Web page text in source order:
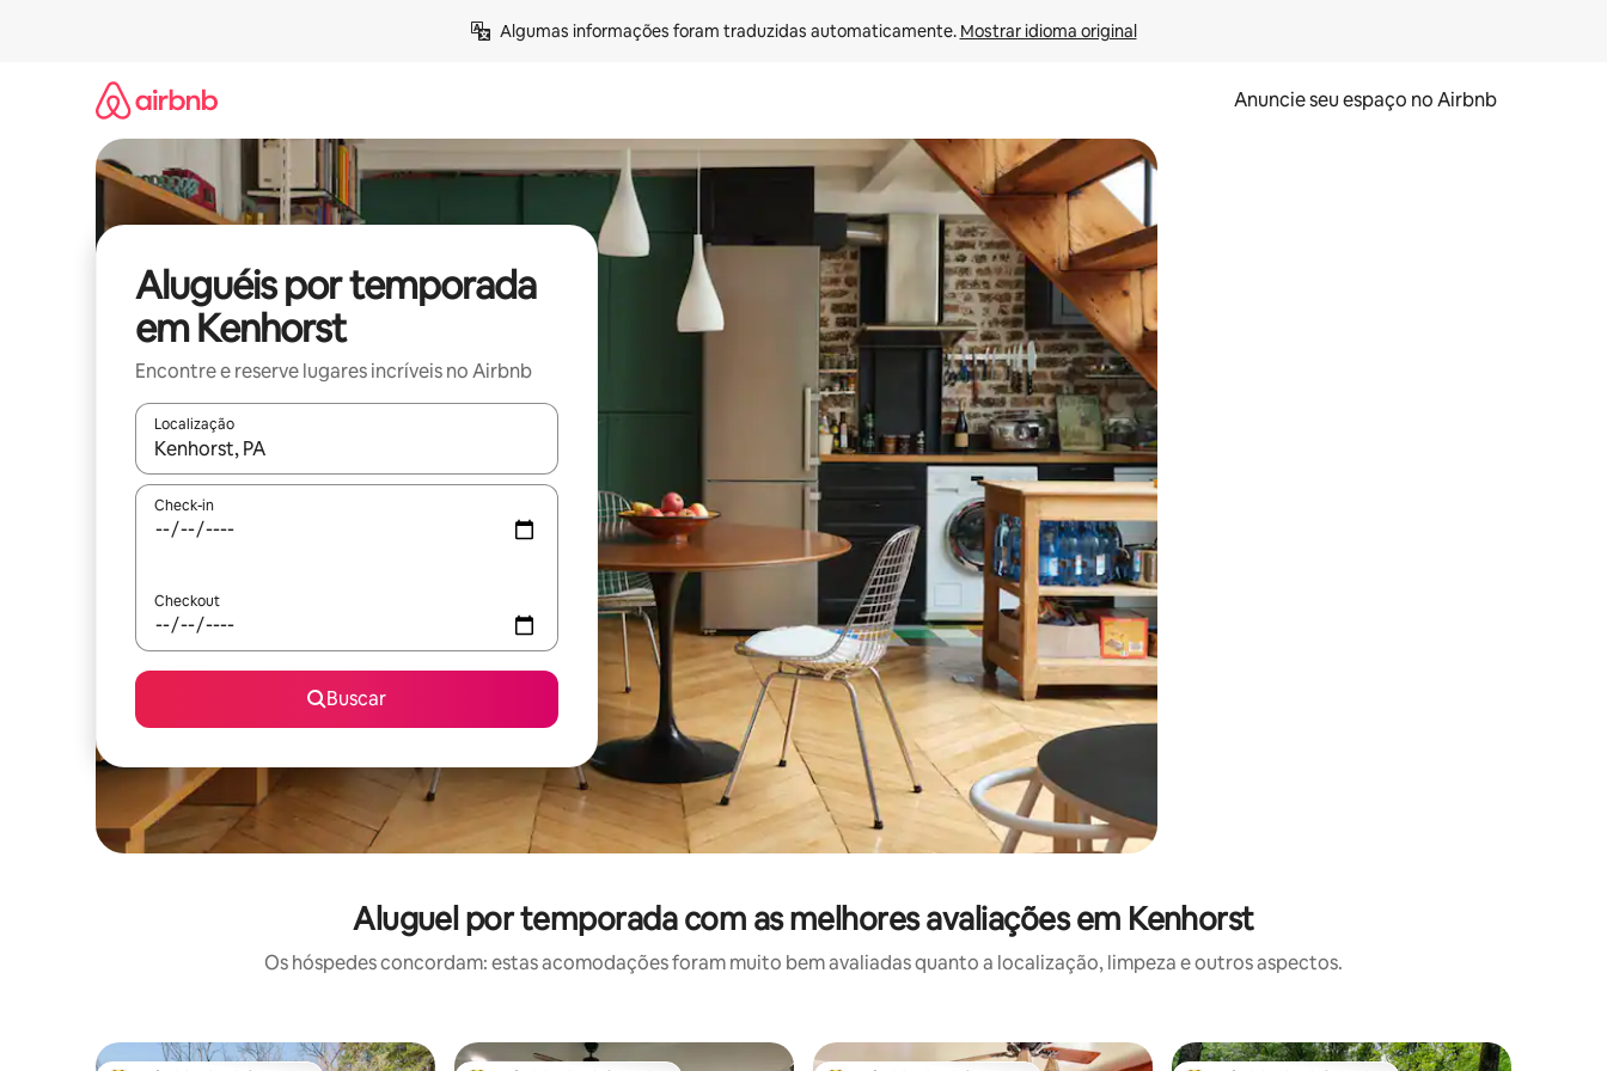
Algumas informações foram traduzidas automaticamente. Mostrar idioma original
Anuncie seu espaço no Airbnb
Aluguéis por temporada
em Kenhorst
Encontre e reserve lugares incríveis no Airbnb
Localização
Quando os resultados estiverem disponíveis, explore-os usando as seta para cima e para baixo do teclado ou tocando e deslizando o dedo na tela.
Check-in
Checkout
Buscar
Aluguel por temporada com as melhores avaliações em Kenhorst
Os hóspedes concordam: estas acomodações foram muito bem avaliadas quanto a localização, limpeza e outros aspectos.